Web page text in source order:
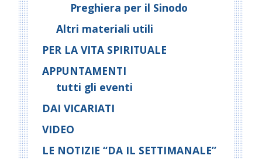
Preghiera per il Sinodo
Altri materiali utili
PER LA VITA SPIRITUALE
APPUNTAMENTI
tutti gli eventi
DAI VICARIATI
VIDEO
LE NOTIZIE “DA IL SETTIMANALE”